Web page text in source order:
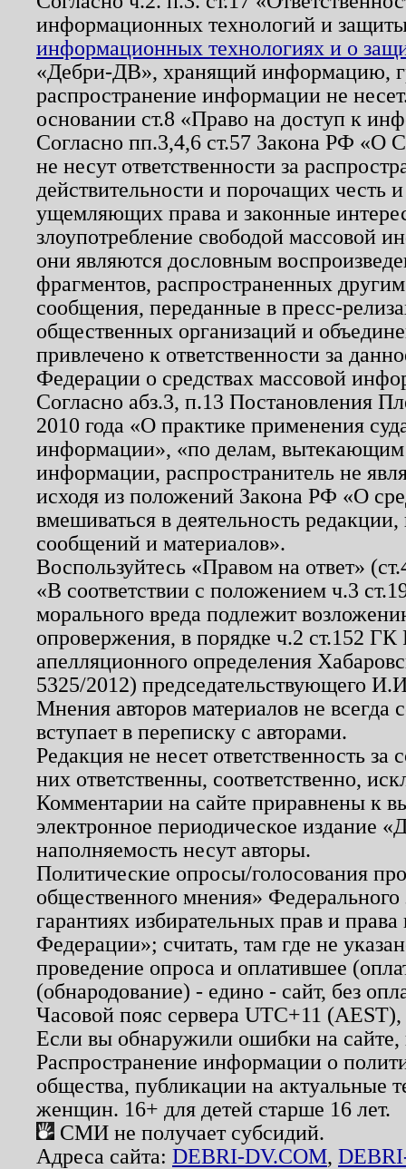
информационных технологий и
информационных технологиях и о
«Дебри-ДВ», хранящий информацию,
распространение информации не
основании ст.8 «Право на доступ к
Согласно пп.3,4,6 ст.57 Закона РФ «О
не несут ответственности за
действительности и порочащих честь
ущемляющих права и законные
злоупотребление свободой массовой
они являются дословным
фрагментов, распространенных
сообщения, переданные в пресс-
общественных организаций и
привлечено к ответственности за
Федерации о средствах массовой
Согласно абз.3, п.13 Постановления
2010 года «О практике применения
информации», «по делам, вытекающим
информации, распространитель не
исходя из положений Закона РФ «О
вмешиваться в деятельность
сообщений и материалов».
Воспользуйтесь «Правом на ответ»
«В соответствии с положением ч.3
морального вреда подлежит
опровержения, в порядке ч.2 ст.152
апелляционного определения
5325/2012) председательствующего
Мнения авторов материалов не
вступает в переписку с авторами.
Редакция не несет ответственность
них ответственны, соответственно,
Комментарии на сайте приравнены к
электронное периодическое издание
наполняемость несут авторы.
Политические опросы/голосования
общественного мнения»
гарантиях избирательных прав и
Федерации»; считать, там где не
проведение опроса и оплатившее
(обнародование) - едино - сайт, без
Часовой пояс сервера UTC+11
Если вы обнаружили ошибки на
Распространение информации о
общества, публикации на актуальные
женщин. 16+ для детей старше 16 лет.
СМИ не получает субсидий.
Адреса сайта: DEBRI-DV.COM,